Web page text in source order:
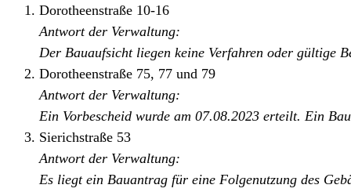
Dorotheenstraße 10-16
Antwort der Verwaltung:
Der Bauaufsicht liegen keine Verfahren oder gültige
Dorotheenstraße 75, 77 und 79
Antwort der Verwaltung:
Ein Vorbescheid wurde am 07.08.2023 erteilt. Ein
Sierichstraße 53
Antwort der Verwaltung:
Es liegt ein Bauantrag für eine Folgenutzung des